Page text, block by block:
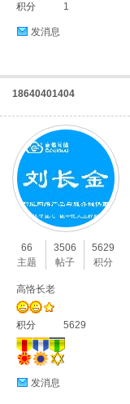
积分 1
发消息
18640401404
66
主题
3506
帖子
5629
积分
高恪长老
积分 5629
发消息